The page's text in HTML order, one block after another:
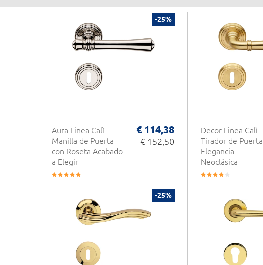
-25%
Aura Linea Calì
Manilla de Puerta
con Roseta Acabado
a Elegir
€ 114,38
€ 152,50
Decor Linea Calì
Tirador de Puerta
Elegancia
Neoclásica
-25%